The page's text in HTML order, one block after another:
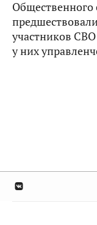
Общественного
участников
у них